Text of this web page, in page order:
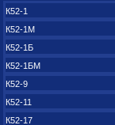
К52-1
К52-1М
К52-1Б
К52-1БМ
К52-9
К52-11
К52-17